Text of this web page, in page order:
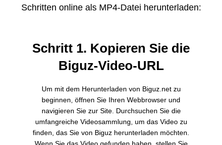
Schritten online als MP4-Datei herunterladen:
Schritt 1. Kopieren Sie die
Biguz-Video-URL
Um mit dem Herunterladen von Biguz.net zu
beginnen, öffnen Sie Ihren Webbrowser und
navigieren Sie zur Site. Durchsuchen Sie die
umfangreiche Videosammlung, um das Video zu
finden, das Sie von Biguz herunterladen möchten.
Wenn Sie das Video gefunden haben, stellen Sie